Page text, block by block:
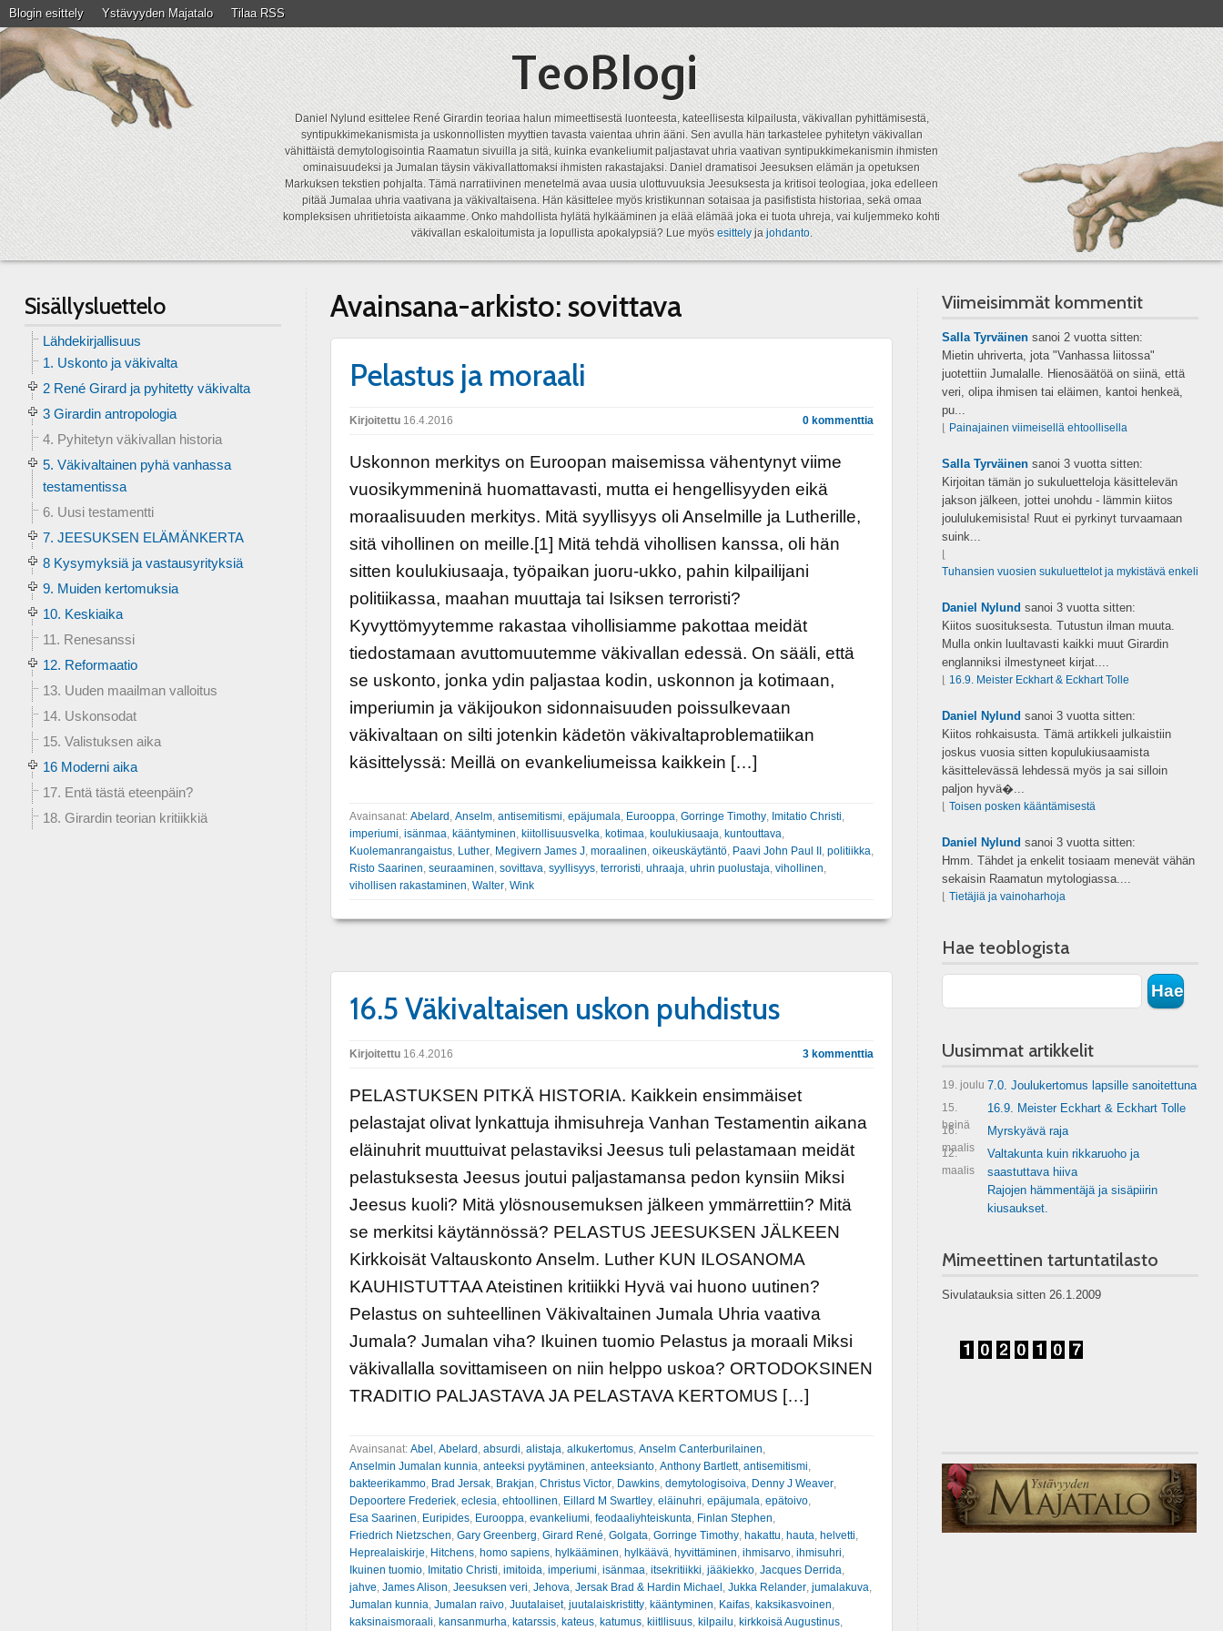
Blogin esittely Ystävyyden Majatalo Tilaa RSS
TeoBlogi
Daniel Nylund esittelee René Girardin teoriaa halun mimeettisestä luonteesta, kateellisesta kilpailusta, väkivallan pyhittämisestä,
syntipukkimekanismista ja uskonnollisten myyttien tavasta vaientaa uhrin ääni. Sen avulla hän tarkastelee pyhitetyn väkivallan
vähittäistä demytologisointia Raamatun sivuilla ja sitä, kuinka evankeliumit paljastavat uhria vaativan syntipukkimekanismin ihmisten
ominaisuudeksi ja Jumalan täysin väkivallattomaksi ihmisten rakastajaksi. Daniel dramatisoi Jeesuksen elämän ja opetuksen
Markuksen tekstien pohjalta. Tämä narratiivinen menetelmä avaa uusia ulottuvuuksia Jeesuksesta ja kritisoi teologiaa, joka edelleen
pitää Jumalaa uhria vaativana ja väkivaltaisena. Hän käsittelee myös kristikunnan sotaisaa ja pasifistista historiaa, sekä omaa
kompleksisen uhritietoista aikaamme. Onko mahdollista hylätä hylkääminen ja elää elämää joka ei tuota uhreja, vai kuljemmeko kohti
väkivallan eskaloitumista ja lopullista apokalypsiä? Lue myösesittelyjajohdanto.
Avainsana-arkisto: sovittava
Pelastus ja moraali
Kirjoitettu16.4.2016 0 kommenttia
Uskonnon merkitys on Euroopan maisemissa vähentynyt viime
vuosikymmeninä huomattavasti, mutta ei hengellisyyden eikä
moraalisuuden merkitys. Mitä syyllisyys oli Anselmille ja Lutherille,
sitä vihollinen on meille.[1] Mitä tehdä vihollisen kanssa, oli hän
sitten koulukiusaaja, työpaikan juoru-ukko, pahin kilpailijani
politiikassa, maahan muuttaja tai Isiksen terroristi?
Kyvyttömyytemme rakastaa vihollisiamme pakottaa meidät
tiedostamaan avuttomuutemme väkivallan edessä. On sääli, että
se uskonto, jonka ydin paljastaa kodin, uskonnon ja kotimaan,
imperiumin ja väkijoukon sidonnaisuuden poissulkevaan
väkivaltaan on silti jotenkin kädetön väkivaltaproblematiikan
käsittelyssä: Meillä on evankeliumeissa kaikkein […]
Avainsanat: Abelard Anselm, antisemitismi epäjumala Eurooppa Gorringe Timothy, Imitatio Christi
imperiumi isänmaa kääntyminen kiitollisuusvelka kotimaa koulukiusaaja kuntouttava
Kuolemanrangaistus, Luther, Megivern James J, moraalinen oikeuskäytäntö, Paavi John Paul II, politiikka
Risto Saarinen seuraaminen sovittava syyllisyys, terroristi uhraaja uhrin puolustaja vihollinen
vihollisen rakastaminen Walter, Wink
16.5 Väkivaltaisen uskon puhdistus
Kirjoitettu16.4.2016 3 kommenttia
PELASTUKSEN PITKÄ HISTORIA. Kaikkein ensimmäiset
pelastajat olivat lynkattuja ihmisuhreja Vanhan Testamentin aikana
eläinuhrit muuttuivat pelastaviksi Jeesus tuli pelastamaan meidät
pelastuksesta Jeesus joutui paljastamansa pedon kynsiin Miksi
Jeesus kuoli? Mitä ylösnousemuksen jälkeen ymmärrettiin? Mitä
se merkitsi käytännössä? PELASTUS JEESUKSEN JÄLKEEN
Kirkkoisät Valtauskonto Anselm. Luther KUN ILOSANOMA
KAUHISTUTTAA Ateistinen kritiikki Hyvä vai huono uutinen?
Pelastus on suhteellinen Väkivaltainen Jumala Uhria vaativa
Jumala? Jumalan viha? Ikuinen tuomio Pelastus ja moraali Miksi
väkivallalla sovittamiseen on niin helppo uskoa? ORTODOKSINEN
TRADITIO PALJASTAVA JA PELASTAVA KERTOMUS […]
Avainsanat: Abel , Abelard , absurdi, alistaja, alkukertomus, Anselm Canterburilainen,
Anselmin Jumalan kunnia, anteeksi pyytäminen, anteeksianto, Anthony Bartlett, antisemitismi,
bakteerikammo, Brad Jersak, Brakjan, Christus Victor, Dawkins, demytologisoiva, Denny J Weaver,
Depoortere Frederiek, eclesia, ehtoollinen, Eillard M Swartley, eläinuhri, epäjumala, epätoivo,
Esa Saarinen, Euripides, Eurooppa, evankeliumi, feodaaliyhteiskunta, Finlan Stephen,
Friedrich Nietzschen, Gary Greenberg, Girard René, Golgata, Gorringe Timothy, hakattu, hauta, helvetti,
Heprealaiskirje, Hitchens, homo sapiens, hylkääminen, hylkäävä, hyvittäminen, ihmisarvo, ihmisuhri,
Ikuinen tuomio, Imitatio Christi, imitoida, imperiumi, isänmaa, itsekritiikki, jääkiekko, Jacques Derrida,
jahve, James Alison, Jeesuksen veri, Jehova, Jersak Brad & Hardin Michael , Jukka Relander, jumalakuva,
Jumalan kunnia, Jumalan raivo, Juutalaiset, juutalaiskristitty, kääntyminen, Kaifas, kaksikasvoinen,
kaksinaismoraali, kansanmurha, katarssis, kateus, katumus, kiitllisuus, kilpailu, kirkkoisä Augustinus,
Sisällysluettelo
Lähdekirjallisuus
1. Uskonto ja väkivalta
2 René Girard ja pyhitetty väkivalta
3 Girardin antropologia
4. Pyhitetyn väkivallan historia
5. Väkivaltainen pyhä vanhassa
testamentissa
6. Uusi testamentti
7. JEESUKSEN ELÄMÄNKERTA
8 Kysymyksiä ja vastausyrityksiä
9. Muiden kertomuksia
10. Keskiaika
11. Renesanssi
12. Reformaatio
13. Uuden maailman valloitus
14. Uskonsodat
15. Valistuksen aika
16 Moderni aika
17. Entä tästä eteenpäin?
18. Girardin teorian kritiikkiä
Viimeisimmät kommentit
Salla Tyrväinensanoi 2 vuotta sitten:
Mietin uhriverta, jota "Vanhassa liitossa"
juotettiin Jumalalle. Hienosäätöä on siinä, että
veri, olipa ihmisen tai eläimen, kantoi henkeä,
pu...
Painajainen viimeisellä ehtoollisella
Salla Tyrväinensanoi 3 vuotta sitten:
Kirjoitan tämän jo sukuluetteloja käsittelevän
jakson jälkeen, jottei unohdu - lämmin kiitos
joululukemisista! Ruut ei pyrkinyt turvaamaan
suink...
Tuhansien vuosien sukuluettelot ja mykistävä enkeli
Daniel Nylund sanoi 3 vuotta sitten:
Kiitos suosituksesta. Tutustun ilman muuta.
Mulla onkin luultavasti kaikki muut Girardin
englanniksi ilmestyneet kirjat....
16.9. Meister Eckhart & Eckhart Tolle
Daniel Nylund sanoi 3 vuotta sitten:
Kiitos rohkaisusta. Tämä artikkeli julkaistiin
joskus vuosia sitten kopulukiusaamista
käsittelevässä lehdessä myös ja sai silloin
paljon hyvä�...
Toisen posken kääntämisestä
Daniel Nylund sanoi 3 vuotta sitten:
Hmm. Tähdet ja enkelit tosiaam menevät vähän
sekaisin Raamatun mytologiassa....
Tietäjiä ja vainoharhoja
Hae teoblogista
Uusimmat artikkelit
19. joulu 7.0. Joulukertomus lapsille sanoitettuna
15.
heinä
16.9. Meister Eckhart & Eckhart Tolle
16.
maalis
Myrskyävä raja
12.
maalis
Valtakunta kuin rikkaruoho ja
saastuttava hiiva
Rajojen hämmentäjä ja sisäpiirin
kiusaukset.
Mimeettinen tartuntatilasto
Sivulatauksia sitten 26.1.2009